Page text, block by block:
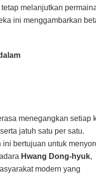
melanjutkan
ini menggambarkan
menegangkan setiap
jatuh satu per satu.
bertujuan untuk
Hwang Dong-hyuk,
modern yang